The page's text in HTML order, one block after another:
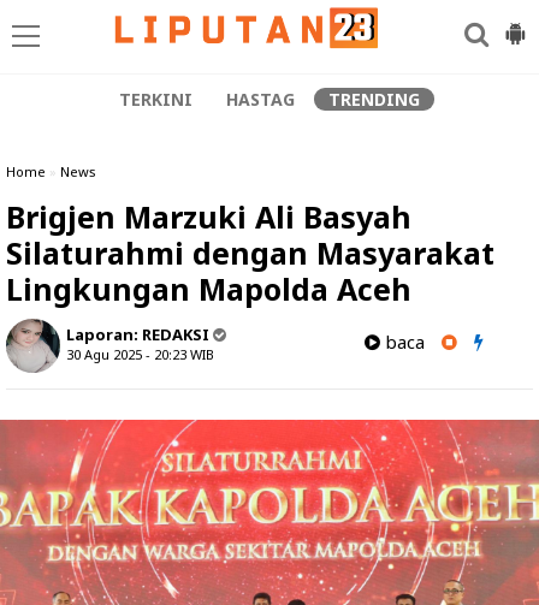
TERKINI HASTAG TRENDING
Home » News
Brigjen Marzuki Ali Basyah
Silaturahmi dengan Masyarakat
Lingkungan Mapolda Aceh
Laporan: REDAKSI
30 Agu 2025 - 20:23 WIB
baca